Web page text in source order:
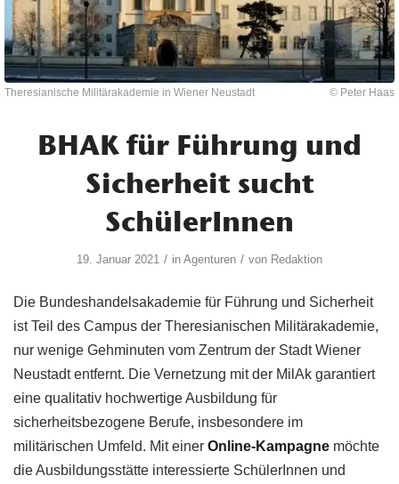
Theresianische Militärakademie in Wiener Neustadt © Peter Haas
BHAK für Führung und
Sicherheit sucht
SchülerInnen
19. Januar 2021 / in Agenturen / von Redaktion
Die Bundeshandelsakademie für Führung und Sicherheit
ist Teil des Campus der Theresianischen Militärakademie,
nur wenige Gehminuten vom Zentrum der Stadt Wiener
Neustadt entfernt. Die Vernetzung mit der MilAk garantiert
eine qualitativ hochwertige Ausbildung für
sicherheitsbezogene Berufe, insbesondere im
militärischen Umfeld. Mit einer Online-Kampagne möchte
die Ausbildungsstätte interessierte SchülerInnen und